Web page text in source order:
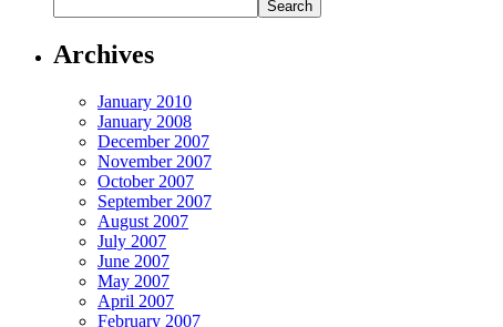
Archives
January 2010
January 2008
December 2007
November 2007
October 2007
September 2007
August 2007
July 2007
June 2007
May 2007
April 2007
February 2007